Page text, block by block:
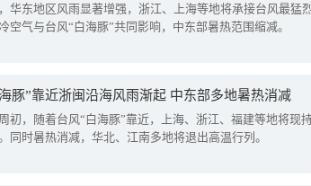
华东地区风雨显著增强，浙江、上海等地将承接台风最猛
空气与台风“白海豚”共同影响，中东部暑热范围缩减。
豚”靠近浙闽沿海风雨渐起 中东部多地暑热消减
初，随着台风“白海豚”靠近，上海、浙江、福建等地将现
同时暑热消减，华北、江南多地将退出高温行列。